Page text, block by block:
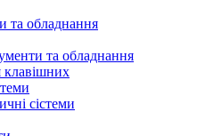
та обладнання
та обладнання
клавішних
сістеми